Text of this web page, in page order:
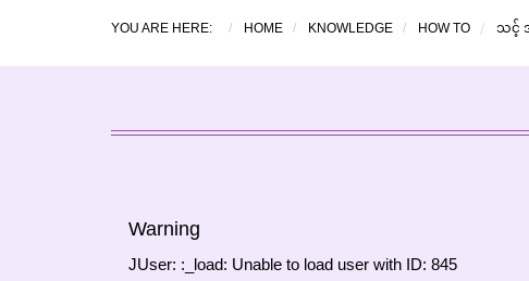
YOU ARE HERE: HOME KNOWLEDGE HOW TO သင့်
Warning
JUser: :_load: Unable to load user with ID: 845